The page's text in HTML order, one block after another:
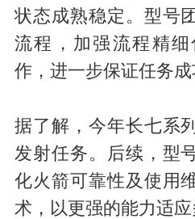
状态成熟稳定。型号
流程，加强流程精
作，进一步保证任务成
据了解，今年长七系
发射任务。后续，型
化火箭可靠性及使用
术，以更强的能力适应